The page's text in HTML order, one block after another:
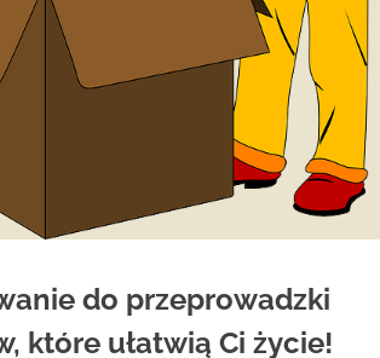
do przeprowadzki
które ułatwią Ci życie!